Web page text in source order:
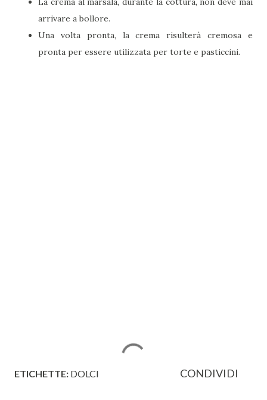
arrivare a bollore.
Una volta pronta, la crema risulterà cremosa e
pronta per essere utilizzata per torte e pasticcini.
ETICHETTE: DOLCI CONDIVIDI